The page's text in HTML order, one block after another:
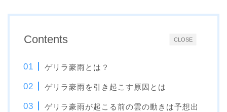
CLOSE
Contents
ゲリラ豪雨とは？
ゲリラ豪雨を引き起こす原因とは
ゲリラ豪雨が起こる前の雲の動きは予想出